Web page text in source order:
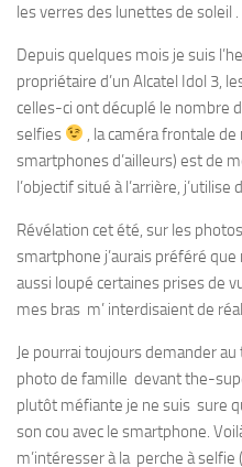
les verres des lunettes de soleil .
Depuis quelques mois je suis
propriétaire d’un Alcatel Idol 3,
celles-ci ont décuplé le nombre
selfies
, la caméra frontale
smartphones d’ailleurs) est de
l’objectif situé à l’arrière,
Révélation cet été, sur les
smartphone j’aurais préféré que
aussi loupé certaines prises de
mes bras m’ interdisaient de
Je pourrai toujours demander
photo de famille devant the-
plutôt méfiante je ne suis sure
son cou avec le smartphone.
m’intéresser à la perche à selfie